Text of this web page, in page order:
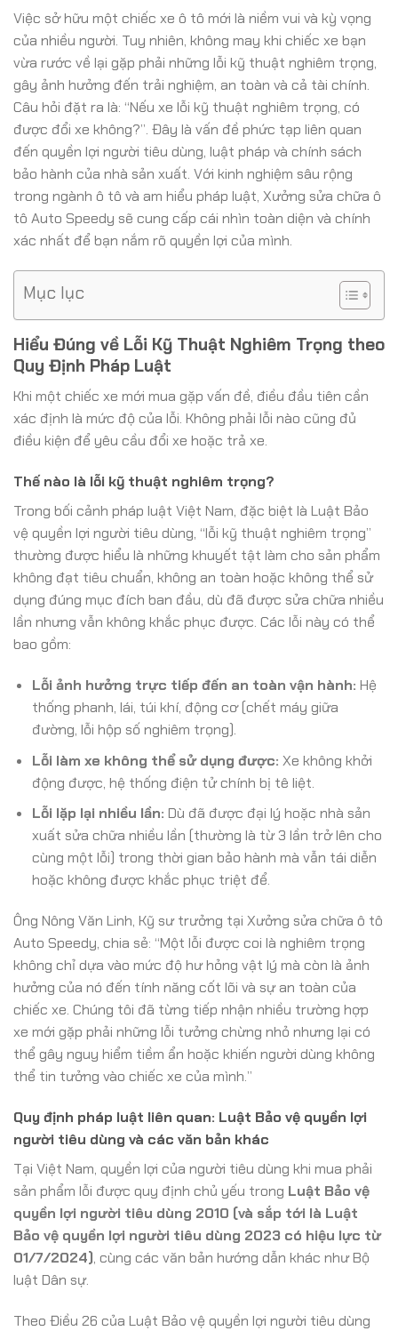
Việc sở hữu một chiếc xe ô tô mới là niềm vui và kỳ vọng
của nhiều người. Tuy nhiên, không may khi chiếc xe bạn
vừa rước về lại gặp phải những lỗi kỹ thuật nghiêm trọng,
gây ảnh hưởng đến trải nghiệm, an toàn và cả tài chính.
Câu hỏi đặt ra là: “Nếu xe lỗi kỹ thuật nghiêm trọng, có
được đổi xe không?”. Đây là vấn đề phức tạp liên quan
đến quyền lợi người tiêu dùng, luật pháp và chính sách
bảo hành của nhà sản xuất. Với kinh nghiệm sâu rộng
trong ngành ô tô và am hiểu pháp luật, Xưởng sửa chữa ô
tô Auto Speedy sẽ cung cấp cái nhìn toàn diện và chính
xác nhất để bạn nắm rõ quyền lợi của mình.
Mục lục
Hiểu Đúng về Lỗi Kỹ Thuật Nghiêm Trọng theo
Quy Định Pháp Luật
Khi một chiếc xe mới mua gặp vấn đề, điều đầu tiên cần
xác định là mức độ của lỗi. Không phải lỗi nào cũng đủ
điều kiện để yêu cầu đổi xe hoặc trả xe.
Thế nào là lỗi kỹ thuật nghiêm trọng?
Trong bối cảnh pháp luật Việt Nam, đặc biệt là Luật Bảo
vệ quyền lợi người tiêu dùng, “lỗi kỹ thuật nghiêm trọng”
thường được hiểu là những khuyết tật làm cho sản phẩm
không đạt tiêu chuẩn, không an toàn hoặc không thể sử
dụng đúng mục đích ban đầu, dù đã được sửa chữa nhiều
lần nhưng vẫn không khắc phục được. Các lỗi này có thể
bao gồm:
Lỗi ảnh hưởng trực tiếp đến an toàn vận hành: Hệ
thống phanh, lái, túi khí, động cơ (chết máy giữa
đường, lỗi hộp số nghiêm trọng).
Lỗi làm xe không thể sử dụng được: Xe không khởi
động được, hệ thống điện tử chính bị tê liệt.
Lỗi lặp lại nhiều lần: Dù đã được đại lý hoặc nhà sản
xuất sửa chữa nhiều lần (thường là từ 3 lần trở lên cho
cùng một lỗi) trong thời gian bảo hành mà vẫn tái diễn
hoặc không được khắc phục triệt để.
Ông Nông Văn Linh, Kỹ sư trưởng tại Xưởng sửa chữa ô tô
Auto Speedy, chia sẻ: “Một lỗi được coi là nghiêm trọng
không chỉ dựa vào mức độ hư hỏng vật lý mà còn là ảnh
hưởng của nó đến tính năng cốt lõi và sự an toàn của
chiếc xe. Chúng tôi đã từng tiếp nhận nhiều trường hợp
xe mới gặp phải những lỗi tưởng chừng nhỏ nhưng lại có
thể gây nguy hiểm tiềm ẩn hoặc khiến người dùng không
thể tin tưởng vào chiếc xe của mình.”
Quy định pháp luật liên quan: Luật Bảo vệ quyền lợi
người tiêu dùng và các văn bản khác
Tại Việt Nam, quyền lợi của người tiêu dùng khi mua phải
sản phẩm lỗi được quy định chủ yếu trong Luật Bảo vệ
quyền lợi người tiêu dùng 2010 (và sắp tới là Luật
Bảo vệ quyền lợi người tiêu dùng 2023 có hiệu lực từ
01/7/2024), cùng các văn bản hướng dẫn khác như Bộ
luật Dân sự.
Theo Điều 26 của Luật Bảo vệ quyền lợi người tiêu dùng